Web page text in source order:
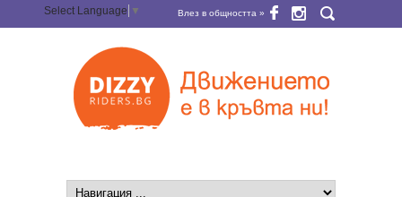
Select Language ▼ Влез в общността »